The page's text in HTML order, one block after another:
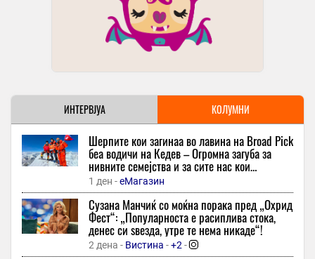
Интервју со Иван Џепароски за антологијата „Скопје 63/63“:
Поетска меморија на непосредното доживување
Слободен Печат
16 минути -Zoom-
Нина Бадриќ изгледа феноменално во едноставен едноделен
костим за капење
30 минути -Еспресо-
Мартин издоминира на спринтот на Силверстон и
профитираше од маките на Маркез
30 минути -Дерби +1
Бритни Спирс во емотивна исповед призна: „Потфрлив како
мајка, никогаш не ми дозволија да бидам тоа што сум“
Слободен Печат-
ИНТЕРВЈУА КОЛУМНИ
Шерпите кои загинаа во лавина на Broad Pick
беа водичи на Кедев – Oгромна загуба за
нивните семејства и за сите нас кои
споделувавме фасцинантни моменти со нив,
вели тој
1 ден -еМагазин
Сузана Манчиќ со моќна порака пред „Охрид
Фест“: „Популарноста е расиплива стока,
денес си ѕвезда, утре те нема никаде“!
2 дена - Вистина -+2-